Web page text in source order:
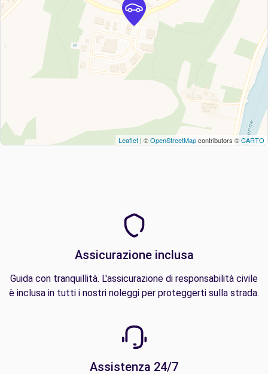
Leaflet | ©OpenStreetMapcontributors ©CARTO
Assicurazione inclusa
Guida con tranquillità. L'assicurazione di responsabilità civile
è inclusa in tutti i nostri noleggi per proteggerti sulla strada.
Assistenza 24/7